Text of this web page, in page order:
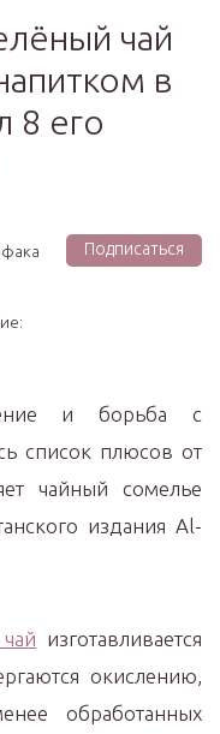
чай
в
8 его
Подписаться
и борьба с
список плюсов от
чайный сомелье
издания Al-
изготавливается
окислению,
обработанных